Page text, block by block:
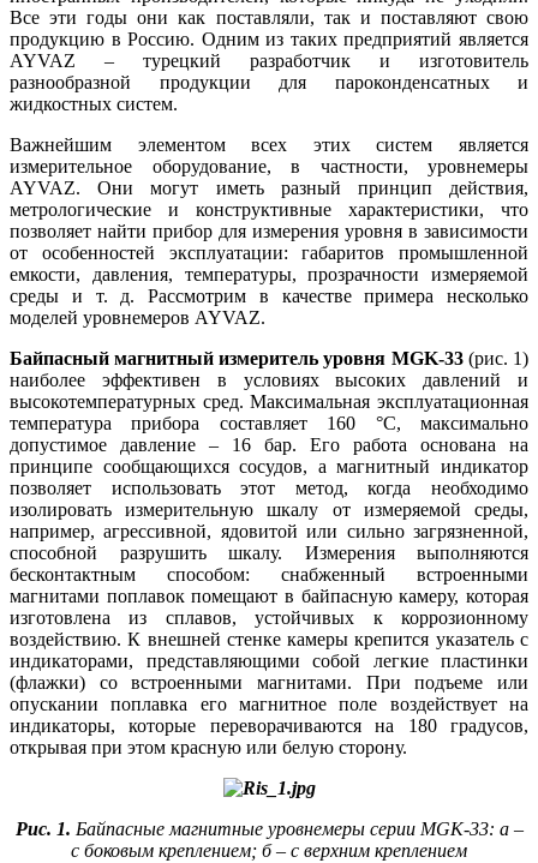
Все эти го­ды они как поставляли, так и поставляют свою
продукцию в Россию. Одним из таких предприятий является
AYVAZ – турецкий разработчик и изготовитель
разнообразной продукции для пароконденсатных и
жидкостных систем.
Важнейшим элементом всех этих систем является
измерительное оборудование, в частности, уровнемеры
AYVAZ. Они могут иметь разный принцип действия,
метрологические и конструктивные характеристики, что
позволяет найти прибор для измерения уровня в зависимости
от особенностей эксплуатации: габаритов промышленной
емкости, давления, температуры, прозрачности измеряемой
среды и т. д. Рассмотрим в качестве примера несколько
моделей уровнемеров AYVAZ.
Байпасный магнитный измеритель уровня MGK-33(рис. 1)
наиболее эффективен в условиях высоких давлений и
высокотемпературных сред. Максимальная эксплуатационная
температура прибора составляет 160 °C, максимально
допустимое давление – 16 бар. Его работа основана на
принципе сообщающихся сосудов, а магнитный индикатор
позволяет использовать этот метод, когда необходимо
изолировать измерительную шкалу от измеряемой среды,
например, агрессивной, ядовитой или сильно загрязненной,
способной разрушить шкалу. Измерения выполняются
бесконтактным способом: снабженный встроенными
магнитами поплавок помещают в байпасную камеру, которая
изготовлена из сплавов, устойчивых к коррозионному
воздействию. К внешней стенке камеры крепится указатель с
индикаторами, представляющими собой легкие пластинки
(флажки) со встроенными магнитами. При подъеме или
опускании поплавка его магнитное по­ле воздействует на
индикаторы, которые переворачиваются на 180 градусов,
открывая при этом красную или белую сторону.
Рис. 1. Байпасные магнитные уровнемеры серии MGK-33: а –
с боковым креплением; б – с верхним креплением